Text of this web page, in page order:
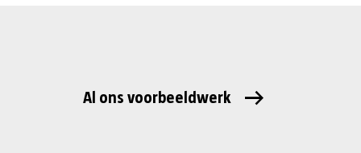
Al ons voorbeeldwerk